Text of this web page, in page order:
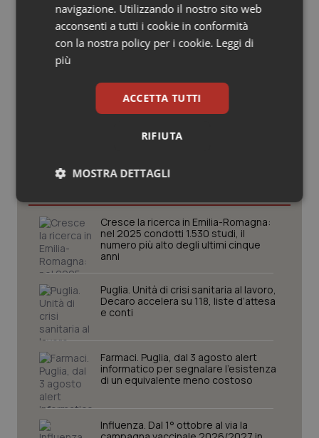
Tumori gastrointestinali
Ulcera & Reflusso
28 Luglio 2016
© Riproduzione riservata
Regioni e Asl
Cresce la ricerca in Emilia-Romagna:
nel 2025 condotti 1.530 studi, il
numero più alto degli ultimi cinque
anni
Puglia. Unità di crisi sanitaria al lavoro,
Decaro accelera su 118, liste d’attesa
e conti
Farmaci. Puglia, dal 3 agosto alert
informatico per segnalare l’esistenza
di un equivalente meno costoso
Influenza. Dal 1° ottobre al via la
navigazione. Utilizzando il nostro sito web
acconsenti a tutti i cookie in conformità
con la nostra policy per i cookie. Leggi di
più
ACCETTA TUTTI
RIFIUTA
MOSTRA DETTAGLI
Necessari Statistici Marketing
Necessari Statistici Marketing
I cookie necessari contribuiscono a rendere fruibile il
sito web abilitandone funzionalità di base quali la
navigazione sulle pagine e l'accesso alle aree
protette del sito. Il sito web non è in grado di
funzionare correttamente senza questi cookie.
.youtube.com